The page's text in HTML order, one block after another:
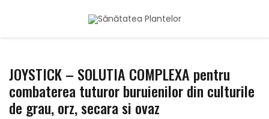
JOYSTICK – SOLUTIA COMPLEXA pentru
combaterea tuturor buruienilor din culturile
de grau, orz, secara si ovaz